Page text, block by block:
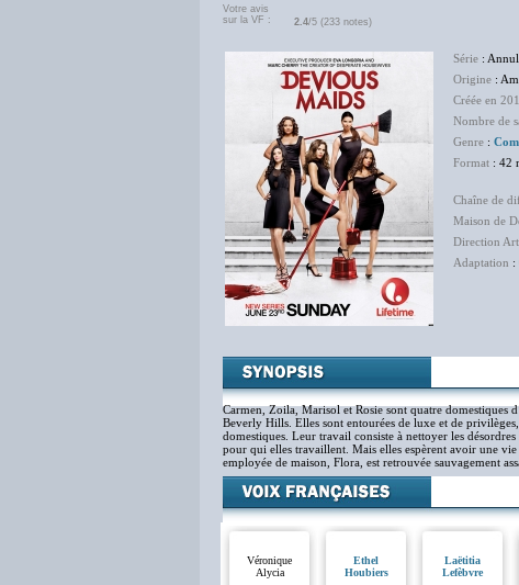
Votre avis
sur la VF :
2.4/5 (233 notes)
Série :
Origine :
Créée en
Nombre de
Genre :
Format : 42
Chaîne de
Maison de
Direction
Adaptation :
Carmen, Zoila, Marisol et Rosie sont quatre domestiques
Beverly Hills. Elles sont entourées de luxe et de
domestiques. Leur travail consiste à nettoyer les
pour qui elles travaillent. Mais elles espèrent avoir une
employée de maison, Flora, est retrouvée sauvagement
Véronique
Alycia
Ethel
Houbiers
Laëtitia
Lefèbvre